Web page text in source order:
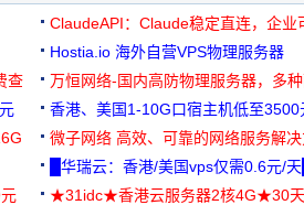
ClaudeAPI：Claude稳定直连，企业
Hostia.io 海外自营VPS物理服务器
查
万恒网络-国内高防物理服务器，多
99元/月起
香港、美国1-10G口宿主机低至3500
微子网络 高效、可靠的网络服务解
█华瑞云：香港/美国vps仅需0.6元/天█
★31idc★香港云服务器2核4G★30